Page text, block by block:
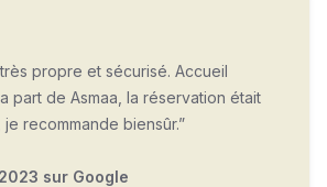
propre et sécurisé. Accueil
part de Asmaa, la réservation était
recommande biensûr.”
sur Google